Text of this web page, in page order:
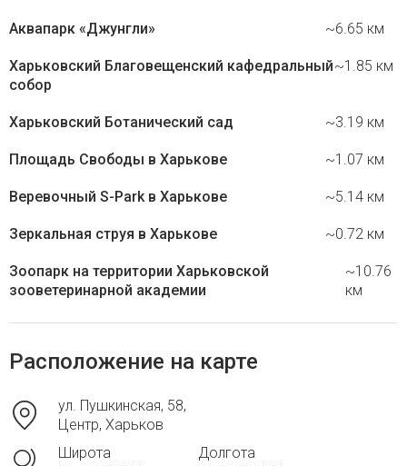
Аквапарк «Джунгли» ~6.65 км
Харьковский Благовещенский кафедральный
собор
~1.85 км
Харьковский Ботанический сад ~3.19 км
Площадь Свободы в Харькове ~1.07 км
Веревочный S-Park в Харькове ~5.14 км
Зеркальная струя в Харькове ~0.72 км
Зоопарк на территории Харьковской
зооветеринарной академии
~10.76
км
Расположение на карте
ул. Пушкинская, 58,
Центр, Харьков
Широта
Долгота